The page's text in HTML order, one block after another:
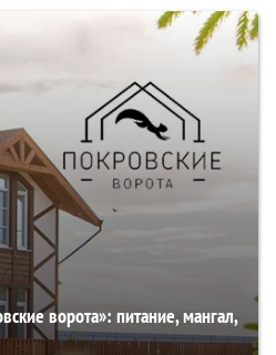
ворота»: питание, мангал,